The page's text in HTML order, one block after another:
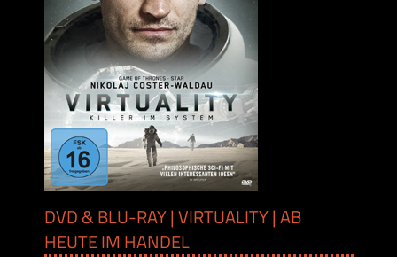
DVD & BLU-RAY | VIRTUALITY | AB
HEUTE IM HANDEL